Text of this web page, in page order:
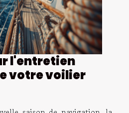
l'entretien
votre voilier